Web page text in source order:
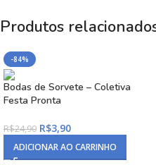
Produtos
-84%
Bodas de Sorvete – Coletiva
Festa Pronta
R$24,90 R$3,90
ADICIONAR AO CARRINHO